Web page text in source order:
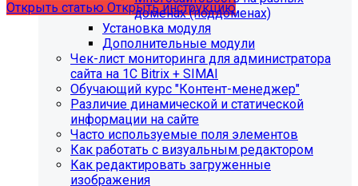
Открыть статью Открыть инструкцию
доменах (поддоменах)
Установка модуля
Дополнительные модули
Чек-лист мониторинга для администратора
сайта на 1С Bitrix + SIMAI
Обучающий курс "Контент-менеджер"
Различие динамической и статической
информации на сайте
Часто используемые поля элементов
Как работать с визуальным редактором
Как редактировать загруженные
изображения